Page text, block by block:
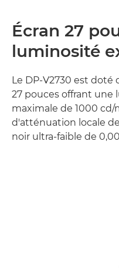
Écran 27
luminosité
Le DP-V2730 est doté
27 pouces offrant
maximale de 1000 cd/
d'atténuation locale
noir ultra-faible de